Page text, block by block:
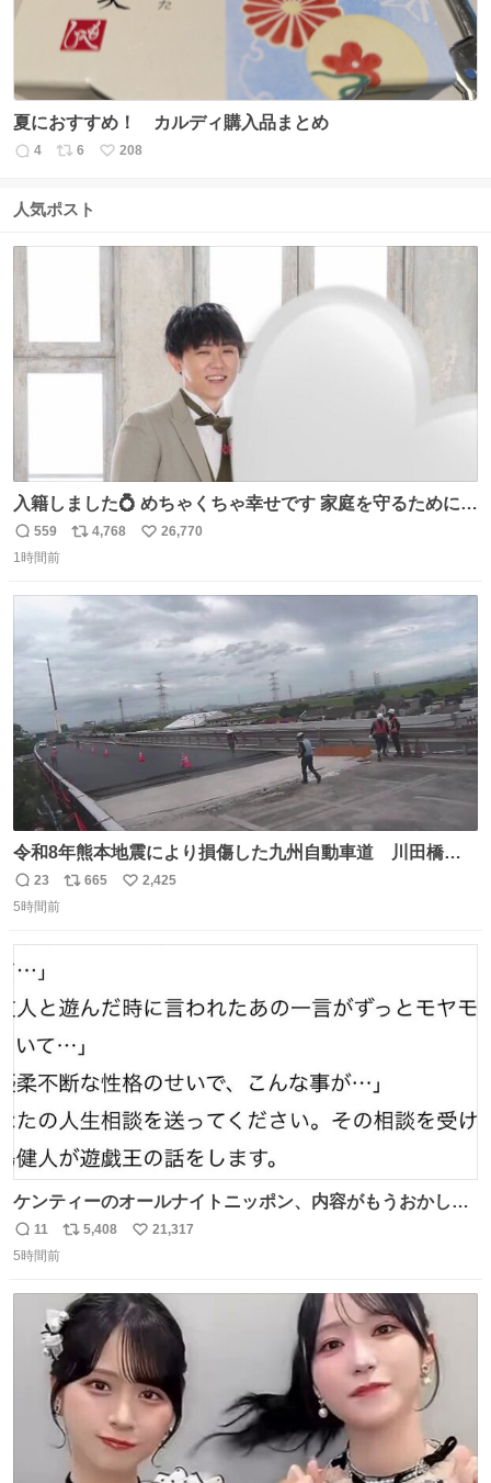
夏におすすめ！ カルディ購入品まとめ
返
数
4
リ
ス
数
6
い
208
人気ポスト
入籍しました💍 めちゃくちゃ幸せです 家庭を守るためにも
頑張ります！
返
信
559
リ
ト
数
4,768
い
数
26,770
1時間前
令和8年熊本地震により損傷した九州自動車道 川田橋
（下り線）の復旧作業を行っています。 タイムラプス動画
で、橋りょうと盛土部との段差を舗装にてすりつけを行っ
返
信
23
リ
665
い
2,425
5時間前
ケンティーのオールナイトニッポン、内容がもうおかしい
#中島健人ANN
返
信
11
リ
ト
数
5,408
い
数
21,317
5時間前